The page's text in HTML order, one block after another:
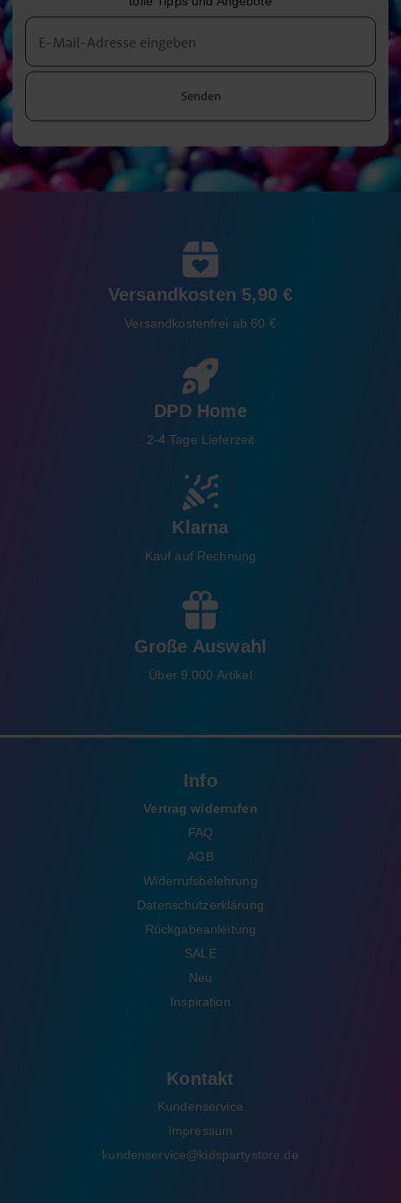
Senden
Versandkosten 5,90 €
Versandkostenfrei ab 60 €
DPD Home
2-4 Tage Lieferzeit
Klarna
Kauf auf Rechnung
Große Auswahl
Über 9.000 Artikel
Info
Vertrag widerrufen
FAQ
AGB
Widerrufsbelehrung
Datenschutzerklärung
Rückgabeanleitung
SALE
Neu
Inspiration
Kontakt
Kundenservice
Impressum
kundenservice@kidspartystore.de